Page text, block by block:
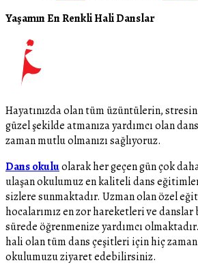
Yaşamın En Renkli Hali Danslar
Hayatınızda olan tüm üzüntülerin,
güzel şekilde atmanıza yardımcı olan
zaman mutlu olmanızı sağlıyoruz.
Dans okuluolarak her geçen gün çok
ulaşan okulumuz en kaliteli dans
sizlere sunmaktadır. Uzman olan özel
hocalarımız en zor hareketleri ve danslar
sürede öğrenmenize yardımcı
hali olan tüm dans çeşitleri için hiç
okulumuzu ziyaret edebilirsiniz.